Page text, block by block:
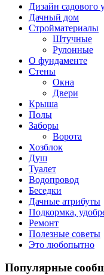
Дизайн садового
Дачный дом
Стройматериалы
Штучные
Рулонные
О фундаменте
Стены
Окна
Двери
Крыша
Полы
Заборы
Ворота
Хозблок
Душ
Туалет
Водопровод
Беседки
Дачные атрибуты
Подкормка,
Ремонт
Полезные советы
Это любопытно
Популярные